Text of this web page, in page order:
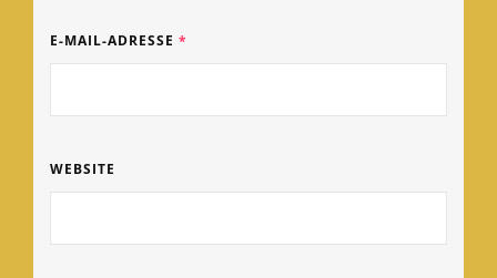
E-MAIL-ADRESSE *
WEBSITE